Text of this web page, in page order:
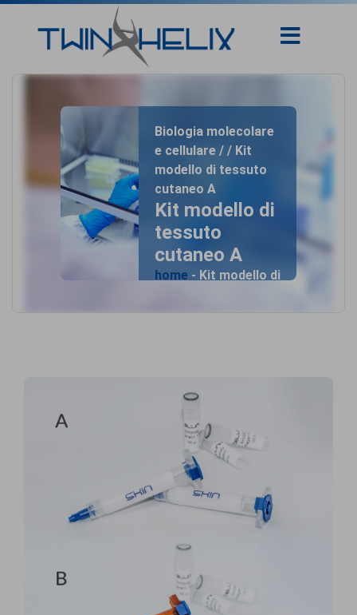
Biologia molecolare
e cellulare / / Kit
modello di tessuto
cutaneo A
Kit modello di
tessuto
cutaneo A
home - Kit modello di